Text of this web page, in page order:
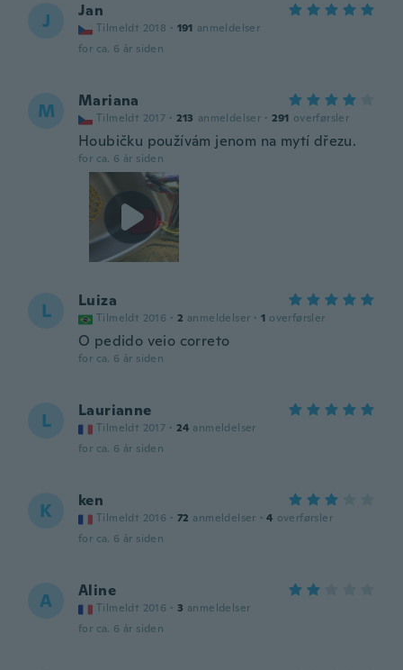
J Jan
Tilmeldt 2018 · 191 anmeldelser
for ca. 6 år siden
M Mariana
Tilmeldt 2017 · 213 anmeldelser · 291 overførsler
Houbičku používám jenom na mytí dřezu.
for ca. 6 år siden
L Luiza
Tilmeldt 2016 · 2 anmeldelser · 1 overførsler
O pedido veio correto
for ca. 6 år siden
L Laurianne
Tilmeldt 2017 · 24 anmeldelser
for ca. 6 år siden
K ken
Tilmeldt 2016 · 72 anmeldelser · 4 overførsler
for ca. 6 år siden
A Aline
Tilmeldt 2016 · 3 anmeldelser
for ca. 6 år siden